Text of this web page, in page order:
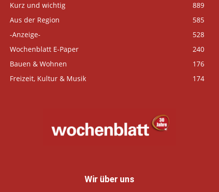
Kurz und wichtig
889
Aus der Region
585
-Anzeige-
528
Wochenblatt E-Paper
240
Bauen & Wohnen
176
Freizeit, Kultur & Musik
174
Wir über uns